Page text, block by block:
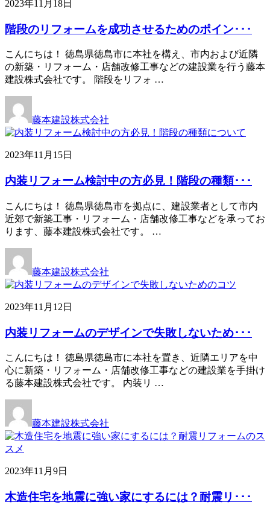
2023年11月18日
階段のリフォームを成功させるためのポイン･･･
こんにちは！ 徳島県徳島市に本社を構え、市内および近隣
の新築・リフォーム・店舗改修工事などの建設業を行う藤本
建設株式会社です。 階段をリフォ …
藤本建設株式会社
2023年11月15日
内装リフォーム検討中の方必見！階段の種類･･･
こんにちは！ 徳島県徳島市を拠点に、建設業者として市内
近郊で新築工事・リフォーム・店舗改修工事などを承ってお
ります、藤本建設株式会社です。 …
藤本建設株式会社
2023年11月12日
内装リフォームのデザインで失敗しないため･･･
こんにちは！ 徳島県徳島市に本社を置き、近隣エリアを中
心に新築・リフォーム・店舗改修工事などの建設業を手掛け
る藤本建設株式会社です。 内装リ …
藤本建設株式会社
2023年11月9日
木造住宅を地震に強い家にするには？耐震リ･･･